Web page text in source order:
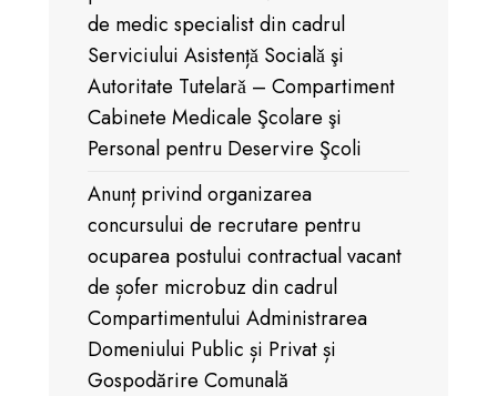
de medic specialist din cadrul
Serviciului Asistențǎ Socialǎ şi
Autoritate Tutelarǎ – Compartiment
Cabinete Medicale Şcolare şi
Personal pentru Deservire Şcoli
Anunț privind organizarea
concursului de recrutare pentru
ocuparea postului contractual vacant
de șofer microbuz din cadrul
Compartimentului Administrarea
Domeniului Public și Privat și
Gospodărire Comunală